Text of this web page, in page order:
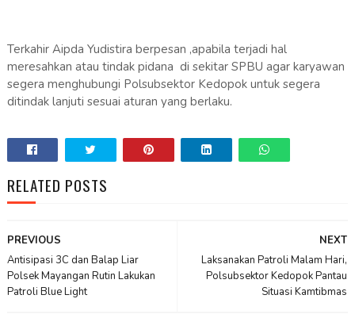
Terkahir Aipda Yudistira berpesan ,apabila terjadi hal
meresahkan atau tindak pidana di sekitar SPBU agar karyawan
segera menghubungi Polsubsektor Kedopok untuk segera
ditindak lanjuti sesuai aturan yang berlaku.
RELATED POSTS
NEXT
Laksanakan Patroli Malam Hari,
Polsubsektor Kedopok Pantau
Situasi Kamtibmas
PREVIOUS
Antisipasi 3C dan Balap Liar
Polsek Mayangan Rutin Lakukan
Patroli Blue Light